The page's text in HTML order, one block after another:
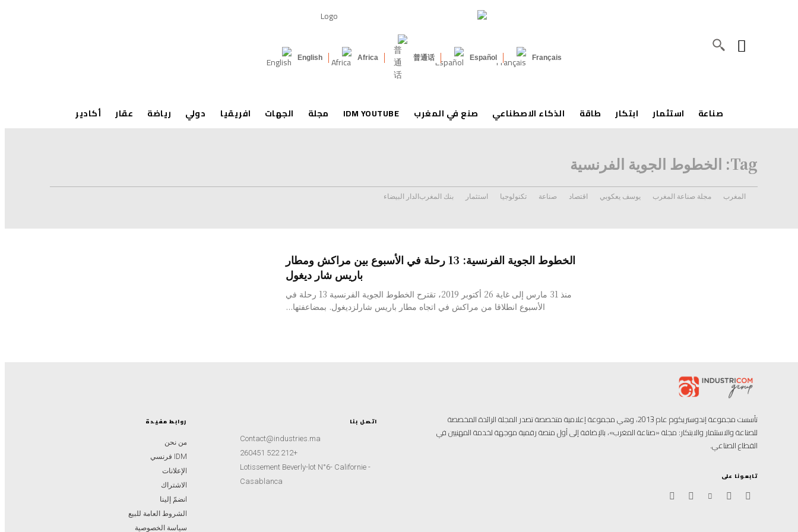
Français
Español
普通话
Africa
English
صناعة استثمار ابتكار طاقة الذكاء الاصطناعي صنع في المغرب IDM YOUTUBE مجلة الجهات افريقيا دولي رياضة عقار أكادير
Tag: الخطوط الجوية الفرنسية
المغرب مجلة صناعة المغرب يوسف يعكوبي اقتصاد صناعة تكنولوجيا استثمار بنك المغربالدار البيضاء
الخطوط الجوية الفرنسية: 13 رحلة في الأسبوع بين مراكش ومطار
باريس شار ديغول
منذ 31 مارس إلى غاية 26 أكتوبر 2019، تقترح الخطوط الجوية الفرنسية 13 رحلة في
الأسبوع انطلاقا من مراكش في اتجاه مطار باريس شارلزديغول. بمضاعفتها...
روابط مفيدة
من نحن
IDM فرنسي
الإعلانات
الاشتراك
انضمّ إلينا
الشروط العامة للبيع
سياسة الخصوصية
اتصل بنا
Contact@industries.ma
+212 522 260451
Lotissement Beverly-lot N°6- Californie -
Casablanca
تأسست مجموعة إندوستريكوم عام 2013، وهي مجموعة إعلامية متخصصة تصدر المجلة الرائدة المخصصة
للصناعة والاستثمار والابتكار: مجلة «صناعة المغرب»، بالإضافة إلى أول منصة رقمية موجهة لخدمة المهنيين في
القطاع الصناعي.
تابعونا على